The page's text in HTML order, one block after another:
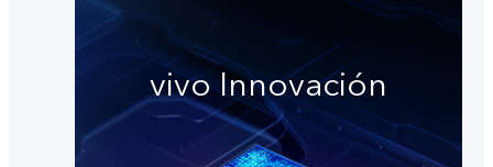
vivo Innovación